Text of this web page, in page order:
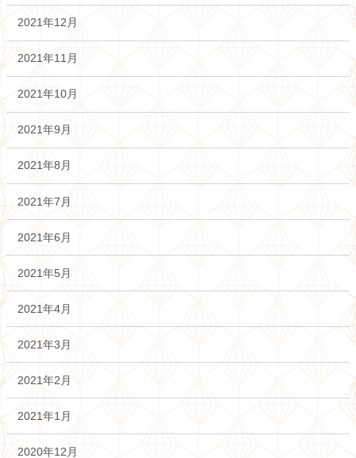
2021年12月
2021年11月
2021年10月
2021年9月
2021年8月
2021年7月
2021年6月
2021年5月
2021年4月
2021年3月
2021年2月
2021年1月
2020年12月